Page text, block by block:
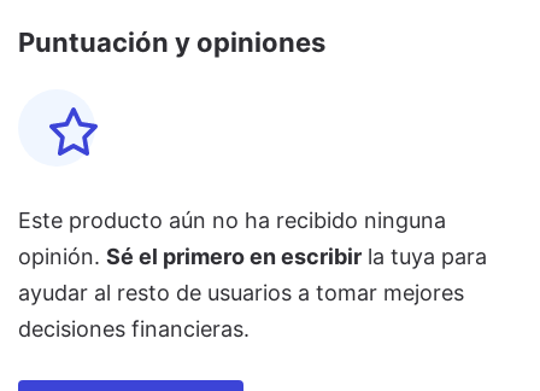
Puntuación y opiniones
Este producto aún no ha recibido ninguna
opinión. Sé el primero en escribir la tuya para
ayudar al resto de usuarios a tomar mejores
decisiones financieras.